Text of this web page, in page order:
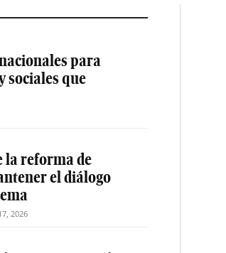
para
sociales que
la reforma de
el diálogo
2026